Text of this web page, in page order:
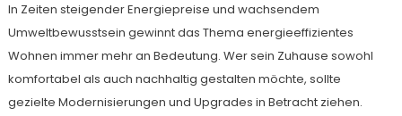
In Zeiten steigender Energiepreise und wachsendem
Umweltbewusstsein gewinnt das Thema energieeffizientes
Wohnen immer mehr an Bedeutung. Wer sein Zuhause sowohl
komfortabel als auch nachhaltig gestalten möchte, sollte
gezielte Modernisierungen und Upgrades in Betracht ziehen.